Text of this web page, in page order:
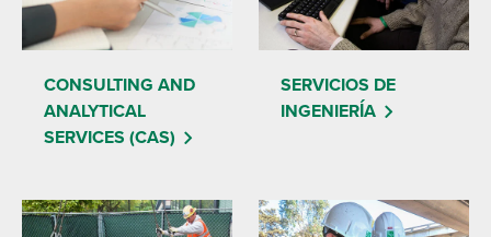
CONSULTING AND
ANALYTICAL
SERVICES (CAS)
SERVICIOS DE
INGENIERÍA